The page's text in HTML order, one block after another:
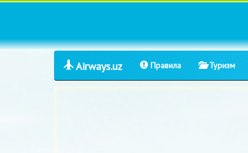
Airways.uz Правила Туризм